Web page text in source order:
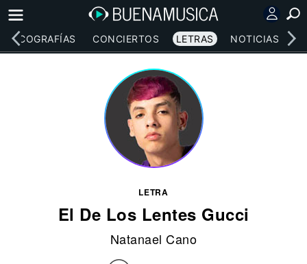
DISCOGRAFÍAS CONCIERTOS LETRAS NOTICIAS
LETRA
El De Los Lentes Gucci
Natanael Cano